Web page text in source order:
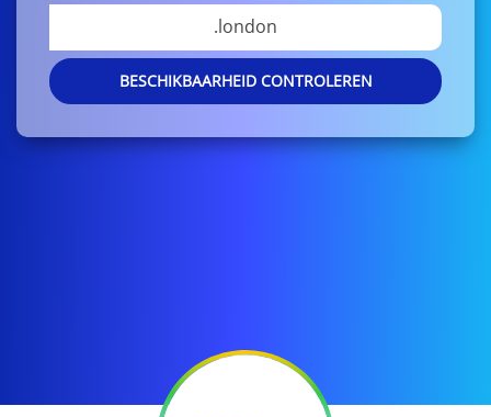
.london
BESCHIKBAARHEID CONTROLEREN